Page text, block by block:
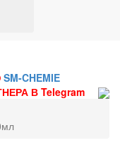
SM-CHEMIE
В Telegram